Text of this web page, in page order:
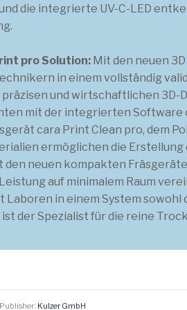
die integrierte UV-C-LED
pro Solution: Mit den neuen
in einem vollständig
präzisen und wirtschaftlichen
mit der integrierten Software
cara Print Clean pro, dem
ermöglichen die
den neuen kompakten
auf minimalem Raum
Laboren in einem System sowohl
ist der Spezialist für die reine
Publisher: Kulzer GmbH